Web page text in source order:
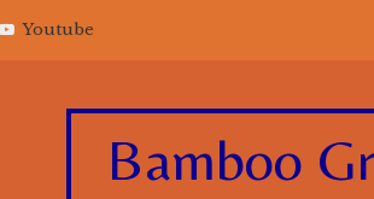
Youtube
Bamboo